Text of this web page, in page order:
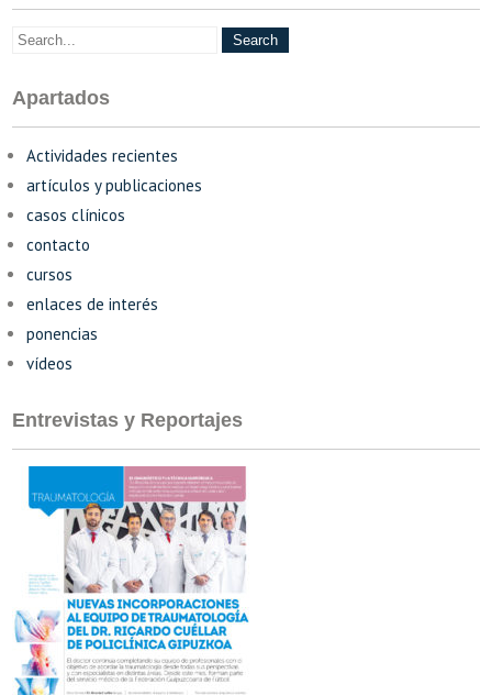
Apartados
Actividades recientes
artículos y publicaciones
casos clínicos
contacto
cursos
enlaces de interés
ponencias
vídeos
Entrevistas y Reportajes